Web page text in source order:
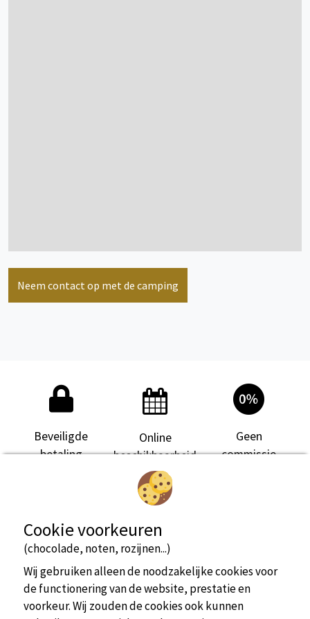
bekijk meer informatie
Kampeerplaats(en) 2/6 persoon/personen
bekijk meer informatie
Kampeerplaats(en) 2/6 persoon/personen
Neem contact op met de camping
Beveiligde
betaling
Online
beschikbaarheid
Geen
commissie
Cookie voorkeuren
(chocolade, noten, rozijnen...)
Wij gebruiken alleen de noodzakelijke cookies voor
de functionering van de website, prestatie en
voorkeur. Wij zouden de cookies ook kunnen